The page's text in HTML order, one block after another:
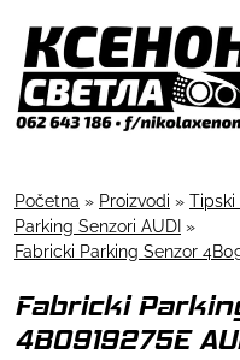
Početna » Proizvodi » Tipski
Parking Senzori AUDI »
Fabricki Parking Senzor
Fabricki
4B0919275E